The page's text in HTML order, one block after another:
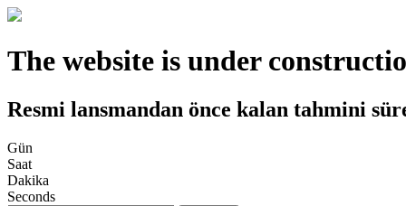
The website is under
Resmi lansmandan önce kalan tahmini
Gün
Saat
Dakika
Seconds